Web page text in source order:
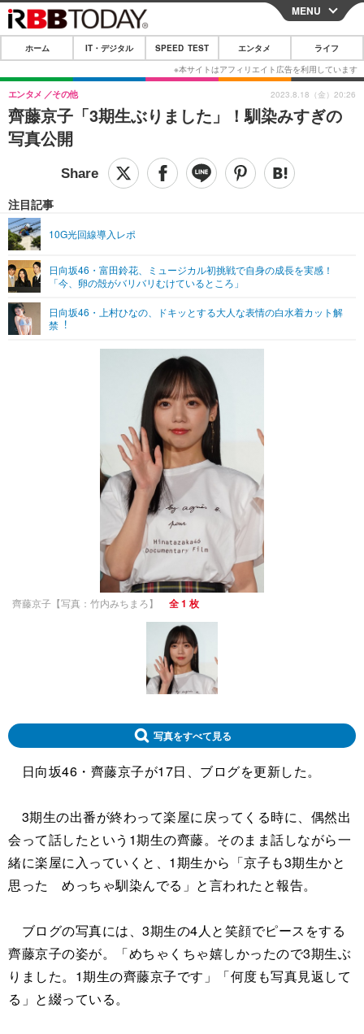
CLOSE
ホーム
IT・デジタル
IT・デジタルTOP スマートフォン
ショッピング その他
SPEED TEST
エンタメTOP 映画・ドラマ
グラビア
ショッピング その他
ライフTOP
その他
リリース一覧
プッシュ通知の停止方法
MENU
ホーム IT・デジタル SPEED TEST エンタメ ライフ
齊藤京子「3期生ぶりました」！馴染みすぎの
写真公開
エンタメ その他
注目記事
10G光回線導入レポ
日向坂46・富田鈴花、ミュージカル初挑戦で自身の成長を実感！
「今、卵の殻がバリバリむけているところ」
日向坂46・上村ひなの、ドキッとする⼤⼈な表情の⽩⽔着カット解
禁︕
2023.8.18（金）20:26
齊藤京子【写真：竹内みちまろ】 全 1 枚
写真をすべて見る
日向坂46・齊藤京子が17日、ブログを更新した。
3期生の出番が終わって楽屋に戻ってくる時に、偶然出
会って話したという1期生の齊藤。そのまま話しながら一
緒に楽屋に入っていくと、1期生から「京子も3期生かと
思った めっちゃ馴染んでる」と言われたと報告。
ブログの写真には、3期生の4人と笑顔でピースをする
齊藤京子の姿が。「めちゃくちゃ嬉しかったので3期生ぶ
りました。1期生の齊藤京子です」「何度も写真見返して
る」と綴っている。